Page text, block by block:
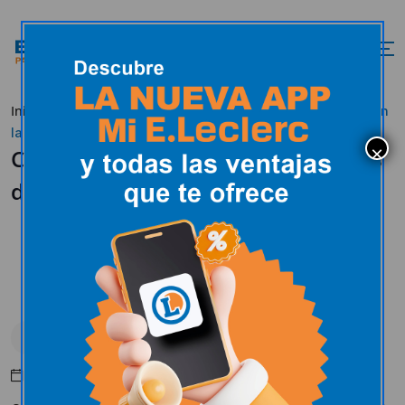
Inicio Actualidad Uncategorized
Catas y premios en
la feria de vinos denomina
Catas y premios en la feria de vinos
denomina
Uncategorized
Mayo 10, 2016